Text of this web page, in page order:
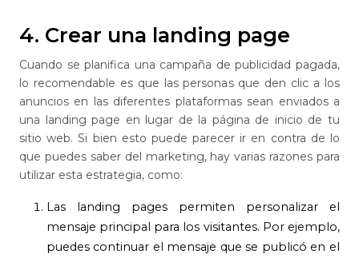
4. Crear una landing page
Cuando se planifica una campaña de publicidad pagada,
lo recomendable es que las personas que den clic a los
anuncios en las diferentes plataformas sean enviados a
una landing page en lugar de la página de inicio de tu
sitio web. Si bien esto puede parecer ir en contra de lo
que puedes saber del marketing, hay varias razones para
utilizar esta estrategia, como:
Las landing pages permiten personalizar el
mensaje principal para los visitantes. Por ejemplo,
puedes continuar el mensaje que se publicó en el